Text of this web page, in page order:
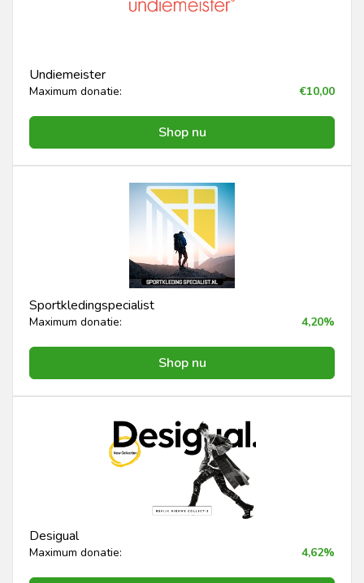
Undiemeister
Maximum donatie: €10,00
Shop nu
Sportkledingspecialist
Maximum donatie: 4,20%
Shop nu
Desigual
Maximum donatie: 4,62%